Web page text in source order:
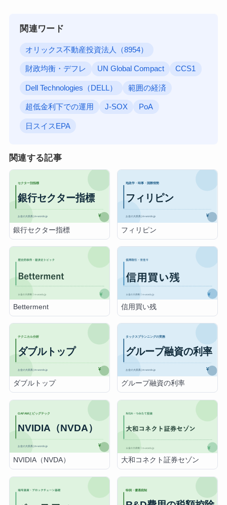
関連ワード
オリックス不動産投資法人（8954）
財政均衡・デフレ UN Global Compact CCS1
Dell Technologies（DELL） 範囲の経済
超低金利下での運用 J-SOX PoA
日スイスEPA
関連する記事
銀行セクター指標 フィリピン
Betterment 信用買い残
ダブルトップ グループ融資の利率
NVIDIA（NVDA） 大和コネクト証券セゾン